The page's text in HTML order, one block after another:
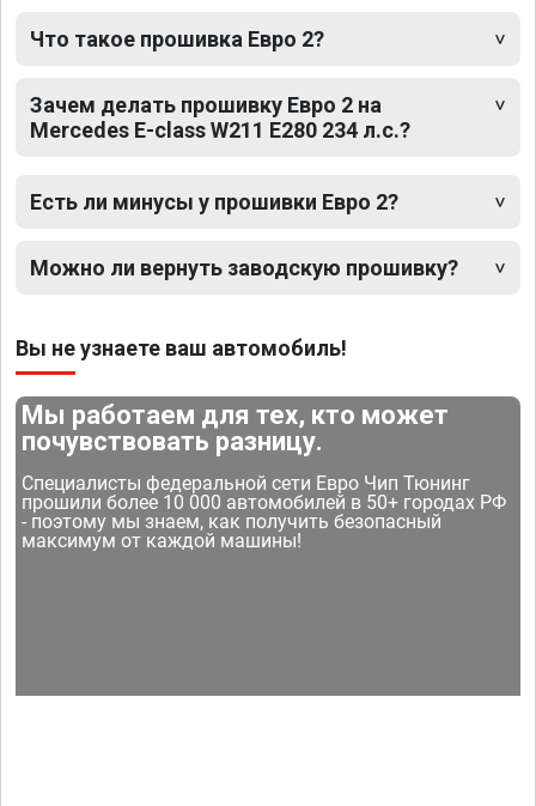
Что такое прошивка Евро 2?
Зачем делать прошивку Евро 2 на
Mercedes E-class W211 E280 234 л.с.?
Есть ли минусы у прошивки Евро 2?
Можно ли вернуть заводскую прошивку?
Вы не узнаете ваш автомобиль!
Мы работаем для тех, кто может
почувствовать разницу.
Специалисты федеральной сети Евро Чип Тюнинг
прошили более 10 000 автомобилей в 50+ городах РФ
- поэтому мы знаем, как получить безопасный
максимум от каждой машины!